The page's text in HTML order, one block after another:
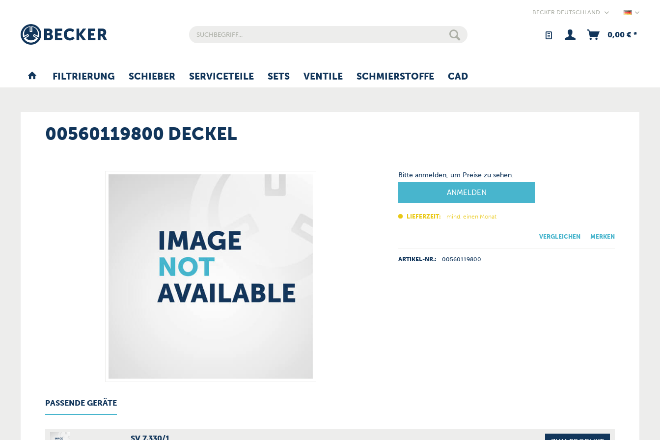
0,00 € *
FILTRIERUNG SCHIEBER SERVICETEILE SETS VENTILE SCHMIERSTOFFE CAD
00560119800 DECKEL
Bitteanmelden, um Preise zu sehen.
ANMELDEN
LIEFERZEIT: mind. einen Monat
VERGLEICHEN MERKEN
ARTIKEL-NR.: 00560119800
PASSENDE GERÄTE